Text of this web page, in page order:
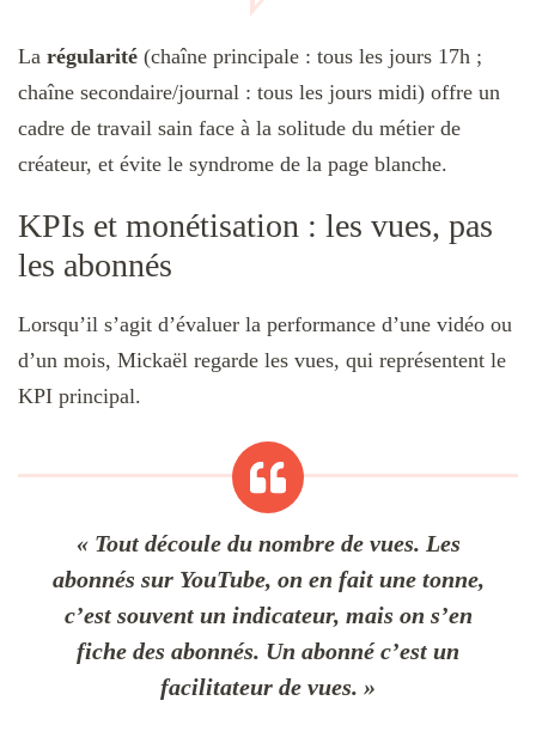
La régularité (chaîne principale : tous les jours 17h ;
chaîne secondaire/journal : tous les jours midi) offre un
cadre de travail sain face à la solitude du métier de
créateur, et évite le syndrome de la page blanche.
KPIs et monétisation : les vues, pas
les abonnés
Lorsqu’il s’agit d’évaluer la performance d’une vidéo ou
d’un mois, Mickaël regarde les vues, qui représentent le
KPI principal.
« Tout découle du nombre de vues. Les
abonnés sur YouTube, on en fait une tonne,
c’est souvent un indicateur, mais on s’en
fiche des abonnés. Un abonné c’est un
facilitateur de vues. »